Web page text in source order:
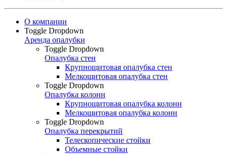
О компании
Toggle Dropdown
Аренда опалубки
Toggle Dropdown
Опалубка стен
Крупнощитовая опалубка стен
Мелкощитовая опалубка стен
Toggle Dropdown
Опалубка колонн
Крупнощитовая опалубка колонн
Мелкощитовая опалубка колонн
Toggle Dropdown
Опалубка перекрытий
Телескопические стойки
Объемные стойки